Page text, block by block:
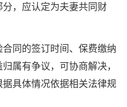
，应认定为夫妻共同财
同的签订时间、保费缴纳
属有争议，可协商解决，
具体情况依据相关法律规